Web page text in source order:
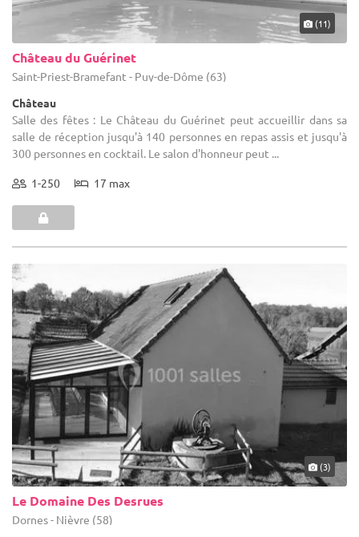
(11)
Château du Guérinet
Saint-Priest-Bramefant - Puy-de-Dôme (63)
Château
Salle des fêtes : Le Château du Guérinet peut accueillir dans sa
salle de réception jusqu'à 140 personnes en repas assis et jusqu'à
300 personnes en cocktail. Le salon d'honneur peut ...
1-250 17 max
(3)
Le Domaine Des Desrues
Dornes - Nièvre (58)